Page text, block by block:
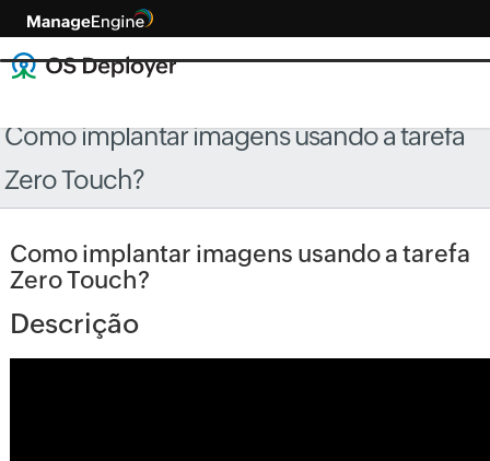
Como implantar imagens usando a tarefa
Zero Touch?
Como implantar imagens usando a tarefa
Zero Touch?
Descrição